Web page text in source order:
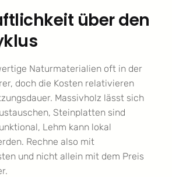
über den
Naturmaterialien oft in der
doch die Kosten relativieren
Massivholz lässt sich
Steinplatten sind
Lehm kann lokal
Rechne also mit
und nicht allein mit dem Preis